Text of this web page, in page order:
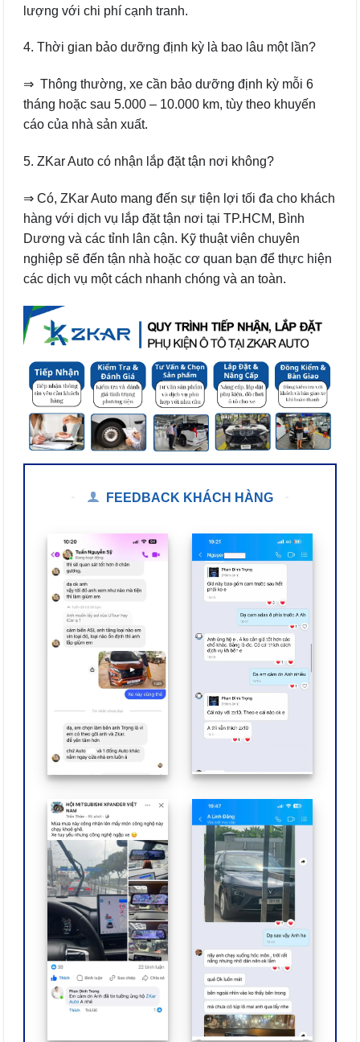
lượng với chi phí cạnh tranh.
4. Thời gian bảo dưỡng định kỳ là bao lâu một lần?
⇒ Thông thường, xe cần bảo dưỡng định kỳ mỗi 6
tháng hoặc sau 5.000 – 10.000 km, tùy theo khuyến
cáo của nhà sản xuất.
5. ZKar Auto có nhận lắp đặt tận nơi không?
⇒ Có, ZKar Auto mang đến sự tiện lợi tối đa cho khách
hàng với dịch vụ lắp đặt tận nơi tại TP.HCM, Bình
Dương và các tỉnh lân cận. Kỹ thuật viên chuyên
nghiệp sẽ đến tận nhà hoặc cơ quan bạn để thực hiện
các dịch vụ một cách nhanh chóng và an toàn.
FEEDBACK KHÁCH HÀNG